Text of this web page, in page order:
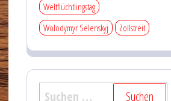
Weltflüchtlingstag
Wolodymyr Selenskyj
Zollstreit
Suchen